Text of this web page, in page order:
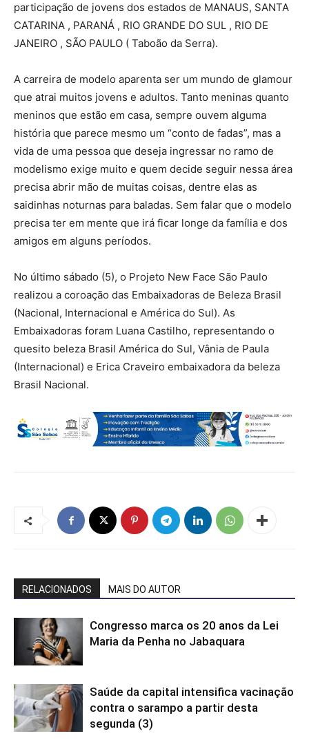
participação de jovens dos estados de MANAUS, SANTA
CATARINA , PARANÁ , RIO GRANDE DO SUL , RIO DE
JANEIRO , SÃO PAULO ( Taboão da Serra).
A carreira de modelo aparenta ser um mundo de glamour
que atrai muitos jovens e adultos. Tanto meninas quanto
meninos que estão em casa, sempre ouvem alguma
história que parece mesmo um “conto de fadas”, mas a
vida de uma pessoa que deseja ingressar no ramo de
modelismo exige muito e quem decide seguir nessa área
precisa abrir mão de muitas coisas, dentre elas as
saidinhas noturnas para baladas. Sem falar que o modelo
precisa ter em mente que irá ficar longe da família e dos
amigos em alguns períodos.
No último sábado (5), o Projeto New Face São Paulo
realizou a coroação das Embaixadoras de Beleza Brasil
(Nacional, Internacional e América do Sul). As
Embaixadoras foram Luana Castilho, representando o
quesito beleza Brasil América do Sul, Vânia de Paula
(Internacional) e Erica Craveiro embaixadora da beleza
Brasil Nacional.
RELACIONADOS MAIS DO AUTOR
Congresso marca os 20 anos da Lei
Maria da Penha no Jabaquara
Saúde da capital intensifica vacinação
contra o sarampo a partir desta
segunda (3)